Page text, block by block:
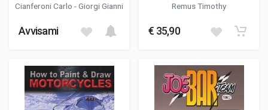
Cianferoni Carlo -Giorgi Gianni
Avvisami
Remus Timothy
€ 35,90